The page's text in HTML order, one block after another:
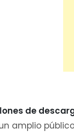
de
amplio